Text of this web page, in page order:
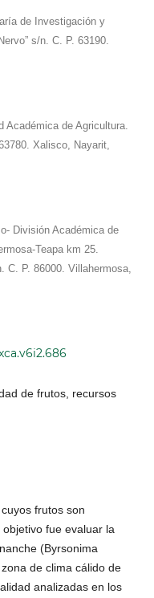
de Investigación y
s/n. C. P. 63190.
Académica de Agricultura.
Xalisco, Nayarit,
División Académica de
Teapa km 25.
C. P. 86000. Villahermosa,
de frutos, recursos
frutos son
fue evaluar la
(Byrsonima
de clima cálido de
analizadas en los